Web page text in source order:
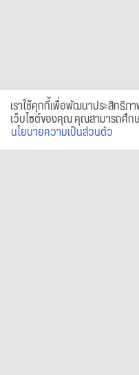
เราใช้คุกกี้เพื่อพัฒนาประสิทธิภ
เว็บไซต์ของคุณ คุณสามารถศึก
นโยบายความเป็นส่วนตัว